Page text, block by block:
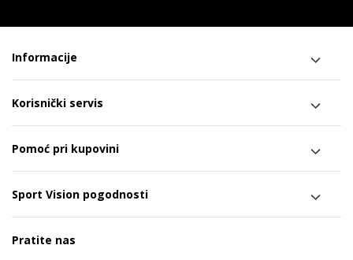
Informacije
Korisnički servis
Pomoć pri kupovini
Sport Vision pogodnosti
Pratite nas